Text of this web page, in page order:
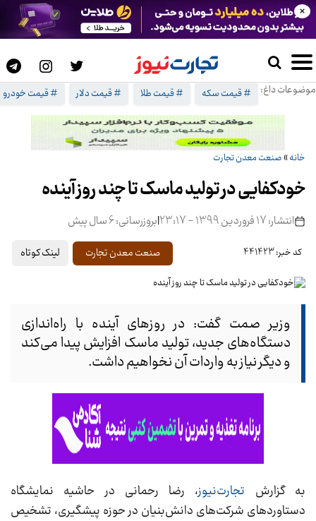
موضوعات داغ: # قیمت سکه # قیمت طلا # قیمت دلار # قیمت خودرو
×
خانه» صنعت معدن تجارت
خودکفایی در تولید ماسک تا چند روز آینده
انتشار: 17 فروردین 1399 - 23:17 |بروزرسانی: 6 سال پیش
کد خبر: 441423 صنعت معدن تجارت لینک کوتاه
وزیر صمت گفت: در روز‌های آینده با راه‌اندازی
دستگا‌ه‌های جدید، تولید ماسک افزایش پیدا می‌کند
و دیگر نیاز به واردات آن نخواهیم داشت.
به گزارش تجارت‌نیوز، رضا رحمانی در حاشیه نمایشگاه
دستاورد‌های شرکت‌های دانش‌بنیان در حوزه پیشگیری، تشخیص